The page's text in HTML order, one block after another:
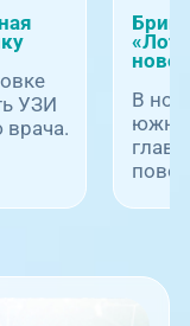
УЗИ
врача.
В